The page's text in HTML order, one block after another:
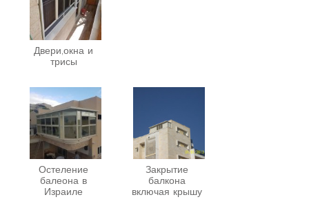
Двери,окна и
трисы
Остеление
балеона в
Израиле
Закрытие
балкона
включая крышу